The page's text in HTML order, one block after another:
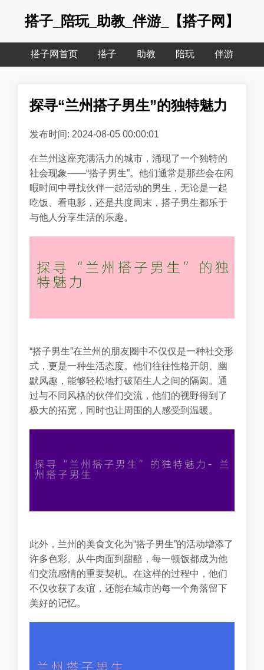
搭子_陪玩_助教_伴游_【搭子网】
搭子网首页 搭子 助教 陪玩 伴游
探寻“兰州搭子男生”的独特魅力
发布时间: 2024-08-05 00:00:01
在兰州这座充满活力的城市，涌现了一个独特的
社会现象——“搭子男生”。他们通常是那些会在闲
暇时间中寻找伙伴一起活动的男生，无论是一起
吃饭、看电影，还是共度周末，搭子男生都乐于
与他人分享生活的乐趣。
“搭子男生”在兰州的朋友圈中不仅仅是一种社交形
式，更是一种生活态度。他们往往性格开朗、幽
默风趣，能够轻松地打破陌生人之间的隔阂。通
过与不同风格的伙伴们交流，他们的视野得到了
极大的拓宽，同时也让周围的人感受到温暖。
此外，兰州的美食文化为“搭子男生”的活动增添了
许多色彩。从牛肉面到甜醅，每一顿饭都成为他
们交流感情的重要契机。在这样的过程中，他们
不仅收获了友谊，还能在城市的每一个角落留下
美好的记忆。